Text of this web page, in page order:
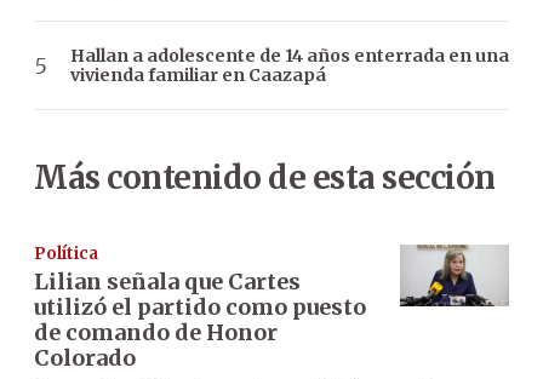
Hallan a adolescente de 14 años enterrada en una
vivienda familiar en Caazapá
Más contenido de esta sección
Política
Lilian señala que Cartes
utilizó el partido como puesto
de comando de Honor
Colorado